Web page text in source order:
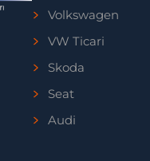
Volkswagen
VW Ticari
Skoda
Seat
Audi